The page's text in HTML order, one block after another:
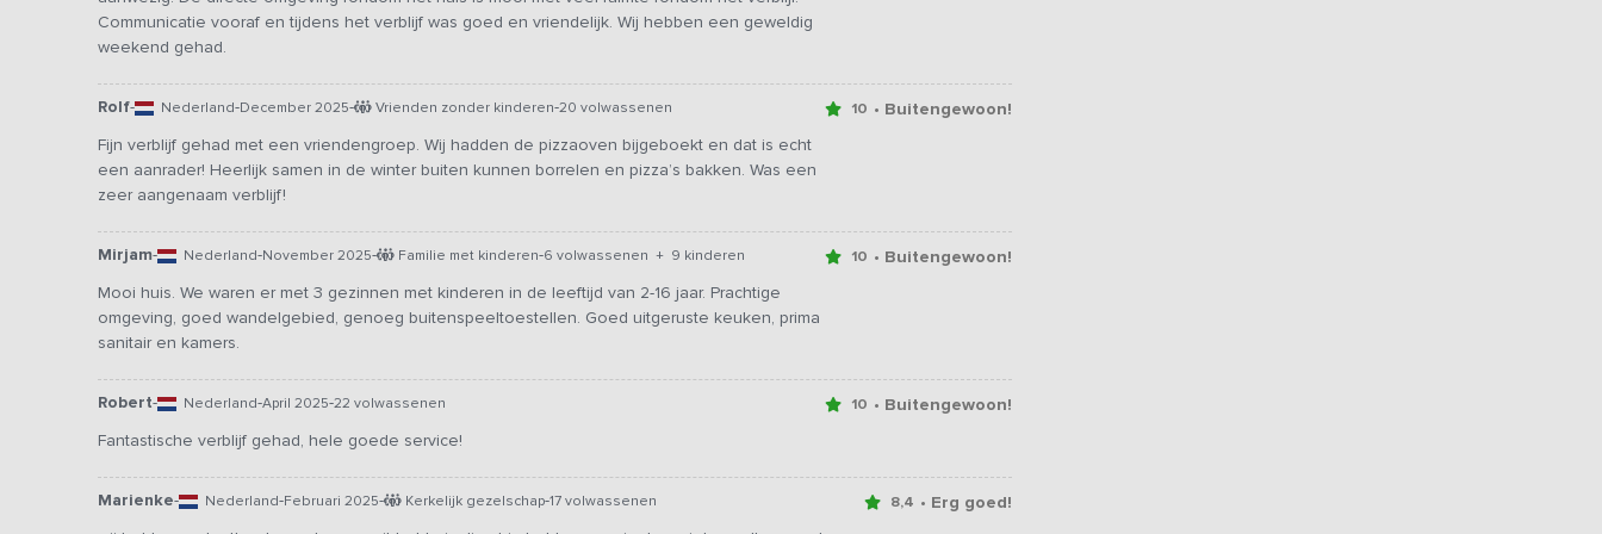
Communicatie vooraf en tijdens het verblijf was goed en vriendelijk. Wij hebben een geweldig
weekend gehad.
Rolf- Nederland-December 2025- Vrienden zonder kinderen-20 volwassenen 10 • Buitengewoon!
Fijn verblijf gehad met een vriendengroep. Wij hadden de pizzaoven bijgeboekt en dat is echt
een aanrader! Heerlijk samen in de winter buiten kunnen borrelen en pizza’s bakken. Was een
zeer aangenaam verblijf!
Mirjam- Nederland-November 2025- Familie met kinderen-6 volwassenen + 9 kinderen 10 • Buitengewoon!
Mooi huis. We waren er met 3 gezinnen met kinderen in de leeftijd van 2-16 jaar. Prachtige
omgeving, goed wandelgebied, genoeg buitenspeeltoestellen. Goed uitgeruste keuken, prima
sanitair en kamers.
Robert- Nederland-April 2025-22 volwassenen 10 • Buitengewoon!
Fantastische verblijf gehad, hele goede service!
Marienke- Nederland-Februari 2025- Kerkelijk gezelschap-17 volwassenen 8,4 • Erg goed!